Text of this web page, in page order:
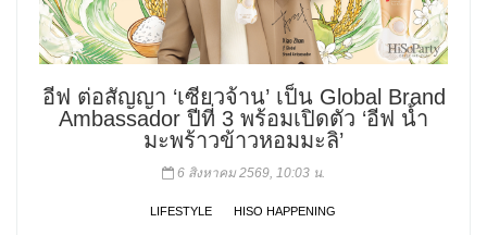
อีฟ ต่อสัญญา ‘เซียวจ้าน’ เป็น Global Brand
Ambassador ปีที่ 3 พร้อมเปิดตัว ‘อีฟ น้ำ
มะพร้าวข้าวหอมมะลิ’
6 สิงหาคม 2569, 10:03 น.
LIFESTYLE HISO HAPPENING